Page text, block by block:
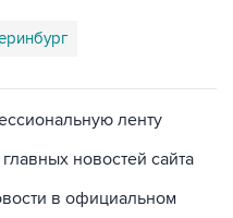
ленту
новостей сайта
в официальном